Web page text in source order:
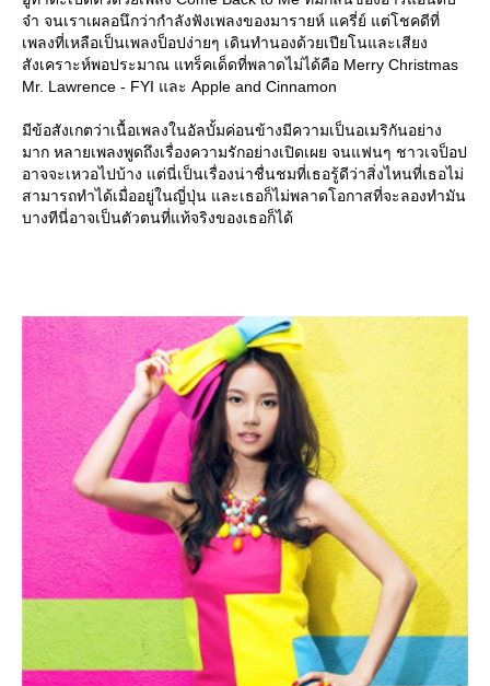
จ๋า จนเราเผลอนึกว่ากำลังฟังเพลงของมารายห์ แครี่ย์ แต่โชคดีที่
เพลงที่เหลือเป็นเพลงป็อปง่ายๆ เดินทำนองด้วยเปียโนและเสียง
สังเคราะห์พอประมาณ แทร็คเด็ดที่พลาดไม่ได้คือ Merry Christmas
Mr. Lawrence - FYI และ Apple and Cinnamon
มีข้อสังเกตว่าเนื้อเพลงในอัลบั้มค่อนข้างมีความเป็นอเมริกันอย่าง
มาก หลายเพลงพูดถึงเรื่องความรักอย่างเปิดเผย จนแฟนๆ ชาวเจป็อป
อาจจะเหวอไปบ้าง แต่นี่เป็นเรื่องน่าชื่นชมที่เธอรู้ดีว่าสิ่งไหนที่เธอไม่
สามารถทำได้เมื่ออยู่ในญี่ปุ่น และเธอก็ไม่พลาดโอกาสที่จะลองทำมัน
บางทีนี่อาจเป็นตัวตนที่แท้จริงของเธอก็ได้